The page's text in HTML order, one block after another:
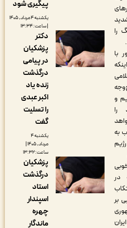
پیگیری شود
یکشنبه ۴ مرداد, ۱۴۰۵
دکتر
پزشکیان
در پیامی
درگذشت
زنده یاد
اکبر عبدی
را تسلیت
مرداد, ۱۴۰۵ |
پزشکیان
درگذشت
استاد